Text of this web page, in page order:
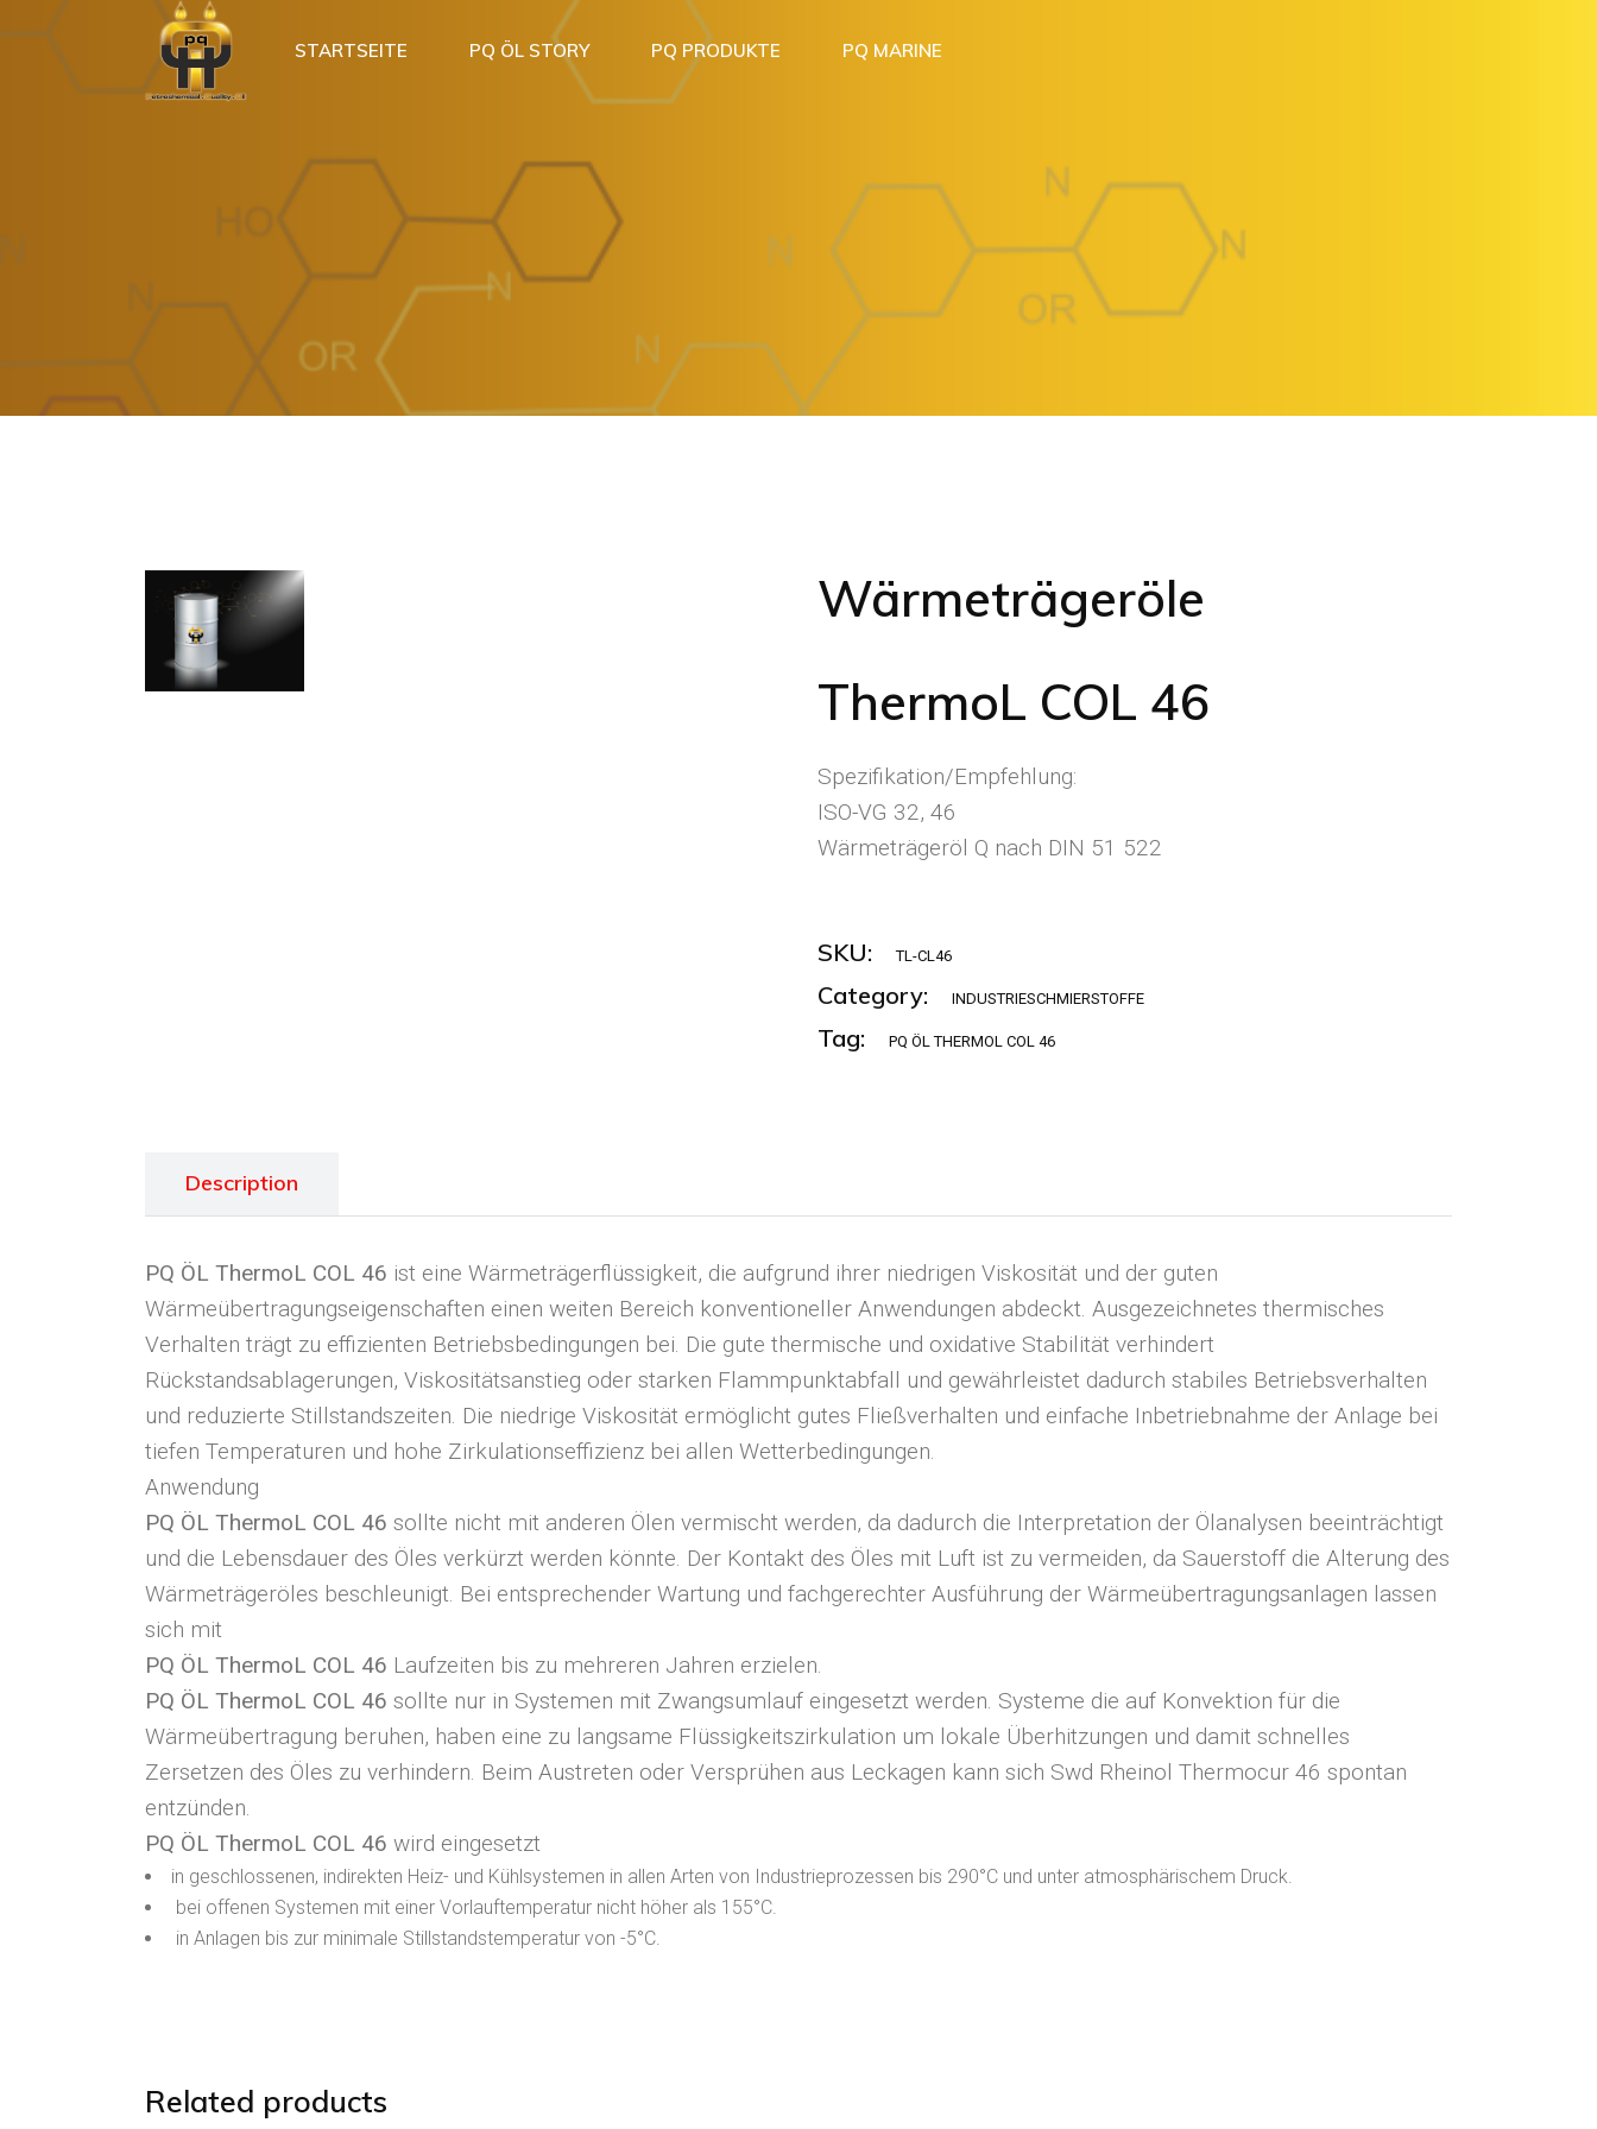
STARTSEITE PQ ÖL STORY PQ PRODUKTE PQ MARINE
Wärmeträgeröle
ThermoL COL 46
Spezifikation/Empfehlung:
ISO-VG 32, 46
Wärmeträgeröl Q nach DIN 51 522
SKU: TL-CL46
Category: INDUSTRIESCHMIERSTOFFE
Tag: PQ ÖL THERMOL COL 46
Description
PQ ÖL ThermoL COL 46 ist eine Wärmeträgerflüssigkeit, die aufgrund ihrer niedrigen Viskosität und der guten
Wärmeübertragungseigenschaften einen weiten Bereich konventioneller Anwendungen abdeckt. Ausgezeichnetes thermisches
Verhalten trägt zu effizienten Betriebsbedingungen bei. Die gute thermische und oxidative Stabilität verhindert
Rückstandsablagerungen, Viskositätsanstieg oder starken Flammpunktabfall und gewährleistet dadurch stabiles Betriebsverhalten
und reduzierte Stillstandszeiten. Die niedrige Viskosität ermöglicht gutes Fließverhalten und einfache Inbetriebnahme der Anlage bei
tiefen Temperaturen und hohe Zirkulationseffizienz bei allen Wetterbedingungen.
Anwendung
PQ ÖL ThermoL COL 46 sollte nicht mit anderen Ölen vermischt werden, da dadurch die Interpretation der Ölanalysen beeinträchtigt
und die Lebensdauer des Öles verkürzt werden könnte. Der Kontakt des Öles mit Luft ist zu vermeiden, da Sauerstoff die Alterung des
Wärmeträgeröles beschleunigt. Bei entsprechender Wartung und fachgerechter Ausführung der Wärmeübertragungsanlagen lassen
sich mit
PQ ÖL ThermoL COL 46 Laufzeiten bis zu mehreren Jahren erzielen.
PQ ÖL ThermoL COL 46 sollte nur in Systemen mit Zwangsumlauf eingesetzt werden. Systeme die auf Konvektion für die
Wärmeübertragung beruhen, haben eine zu langsame Flüssigkeitszirkulation um lokale Überhitzungen und damit schnelles
Zersetzen des Öles zu verhindern. Beim Austreten oder Versprühen aus Leckagen kann sich Swd Rheinol Thermocur 46 spontan
entzünden.
PQ ÖL ThermoL COL 46 wird eingesetzt
in geschlossenen, indirekten Heiz- und Kühlsystemen in allen Arten von Industrieprozessen bis 290°C und unter atmosphärischem Druck.
bei offenen Systemen mit einer Vorlauftemperatur nicht höher als 155°C.
in Anlagen bis zur minimale Stillstandstemperatur von -5°C.
Related products